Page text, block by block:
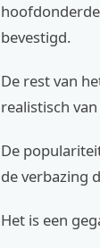
bevestigd.
De rest van
realistisch
De
de verbazing
Het is een